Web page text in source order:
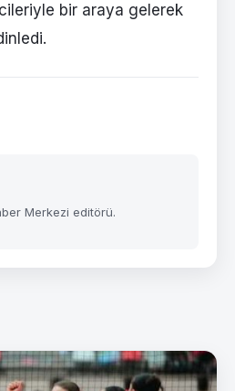
bir araya gelerek
Merkezi editörü.